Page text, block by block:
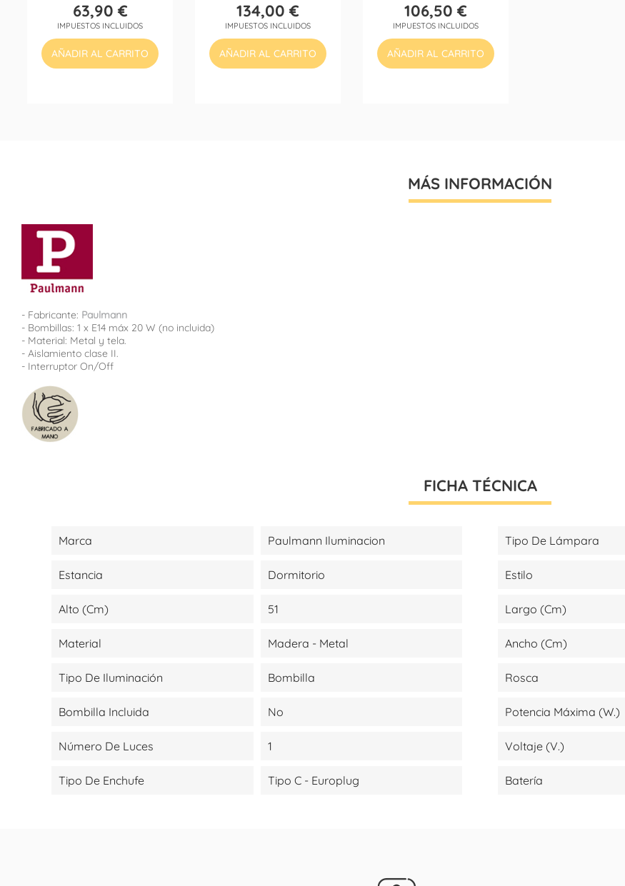
Precio
63,90 €
IMPUESTOS INCLUIDOS
AÑADIR AL CARRITO
Precio
134,00 €
IMPUESTOS INCLUIDOS
AÑADIR AL CARRITO
Precio
106,50 €
IMPUESTOS INCLUIDOS
AÑADIR AL CARRITO
MÁS INFORMACIÓN
- Fabricante: Paulmann
- Bombillas: 1 x E14 máx 20 W (no incluida)
- Material: Metal y tela.
- Aislamiento clase II.
- Interruptor On/Off
FICHA TÉCNICA
Marca Paulmann Iluminacion Tipo De Lámpara
Estancia Dormitorio Estilo
Alto (cm) 51 Largo (cm)
Material Madera - Metal Ancho (cm)
Tipo De Iluminación Bombilla Rosca
Bombilla Incluida No Potencia Máxima (W.)
Número De Luces 1 Voltaje (V.)
Tipo De Enchufe Tipo C - Europlug Batería